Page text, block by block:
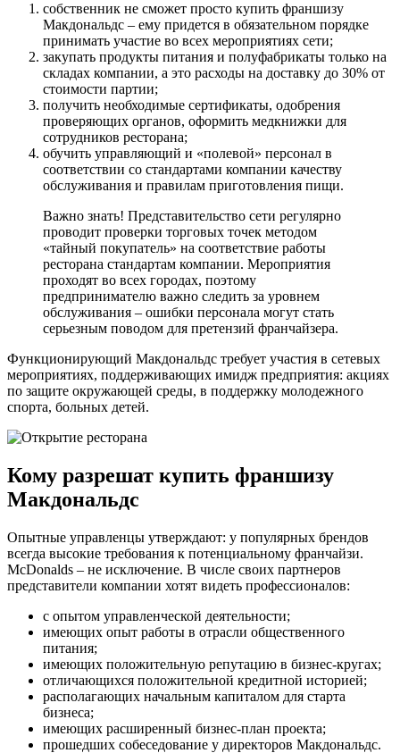
собственник не сможет просто купить франшизу
Макдональдс – ему придется в обязательном порядке
принимать участие во всех мероприятиях сети;
закупать продукты питания и полуфабрикаты только на
складах компании, а это расходы на доставку до 30% от
стоимости партии;
получить необходимые сертификаты, одобрения
проверяющих органов, оформить медкнижки для
сотрудников ресторана;
обучить управляющий и «полевой» персонал в
соответствии со стандартами компании качеству
обслуживания и правилам приготовления пищи.
Важно знать! Представительство сети регулярно
проводит проверки торговых точек методом
«тайный покупатель» на соответствие работы
ресторана стандартам компании. Мероприятия
проходят во всех городах, поэтому
предпринимателю важно следить за уровнем
обслуживания – ошибки персонала могут стать
серьезным поводом для претензий франчайзера.
Функционирующий Макдональдс требует участия в сетевых
мероприятиях, поддерживающих имидж предприятия: акциях
по защите окружающей среды, в поддержку молодежного
спорта, больных детей.
Кому разрешат купить франшизу
Макдональдс
Опытные управленцы утверждают: у популярных брендов
всегда высокие требования к потенциальному франчайзи.
McDonalds – не исключение. В числе своих партнеров
представители компании хотят видеть профессионалов:
с опытом управленческой деятельности;
имеющих опыт работы в отрасли общественного
питания;
имеющих положительную репутацию в бизнес-кругах;
отличающихся положительной кредитной историей;
располагающих начальным капиталом для старта
бизнеса;
имеющих расширенный бизнес-план проекта;
прошедших собеседование у директоров Макдональдс.